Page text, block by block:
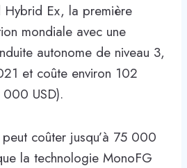
Ex, la première
mondiale avec une
autonome de niveau 3,
et coûte environ 102
USD).
peut coûter jusqu’à 75 000
la technologie MonoFG